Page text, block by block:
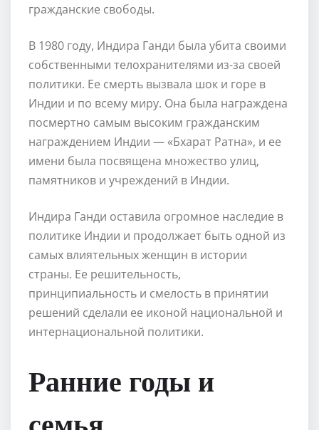
гражданские свободы.
В 1980 году, Индира Ганди была убита своими
собственными телохранителями из-за своей
политики. Ее смерть вызвала шок и горе в
Индии и по всему миру. Она была награждена
посмертно самым высоким гражданским
награждением Индии — «Бхарат Ратна», и ее
имени была посвящена множество улиц,
памятников и учреждений в Индии.
Индира Ганди оставила огромное наследие в
политике Индии и продолжает быть одной из
самых влиятельных женщин в истории
страны. Ее решительность,
принципиальность и смелость в принятии
решений сделали ее иконой национальной и
интернациональной политики.
Ранние годы и
семья